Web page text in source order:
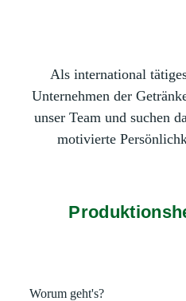
Als international
Unternehmen der
unser Team und suchen
motivierte
Worum geht's?